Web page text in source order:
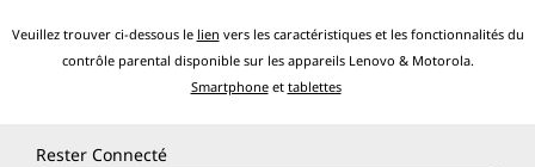
Veuillez trouver ci-dessous le lien vers les caractéristiques et les fonctionnalités du
contrôle parental disponible sur les appareils Lenovo & Motorola.
Smartphoneet tablettes
Rester Connecté